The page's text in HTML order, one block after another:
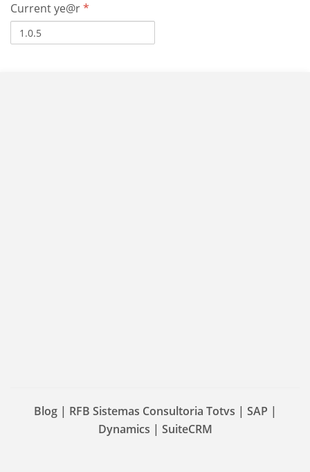
Current ye@r*
Blog | RFB Sistemas Consultoria Totvs | SAP |
Dynamics | SuiteCRM